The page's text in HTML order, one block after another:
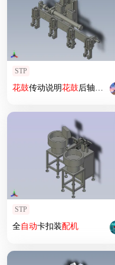
STP
花鼓传动说明花鼓后轴抓F300慢落横移机构
STP
全自动卡扣装配机